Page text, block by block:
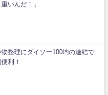
いんだ！」
整理にダイソー100均の連結で
利！